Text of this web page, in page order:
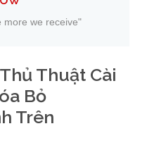
more we receive"
Thuật Cài
Bỏ
Trên